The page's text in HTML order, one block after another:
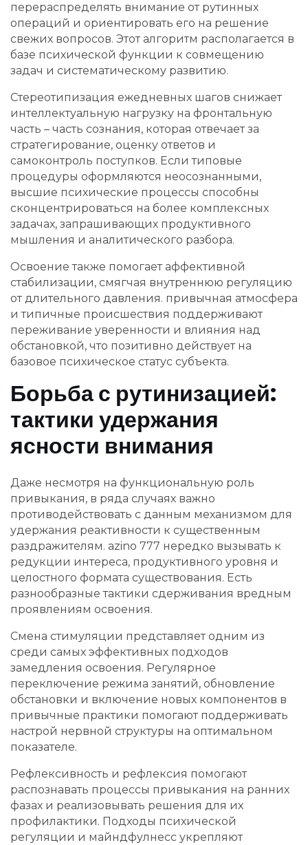
перераспределять внимание от рутинных
операций и ориентировать его на решение
свежих вопросов. Этот алгоритм располагается в
базе психической функции к совмещению
задач и систематическому развитию.
Стереотипизация ежедневных шагов снижает
интеллектуальную нагрузку на фронтальную
часть – часть сознания, которая отвечает за
стратегирование, оценку ответов и
самоконтроль поступков. Если типовые
процедуры оформляются неосознанными,
высшие психические процессы способны
сконцентрироваться на более комплексных
задачах, запрашивающих продуктивного
мышления и аналитического разбора.
Освоение также помогает аффективной
стабилизации, смягчая внутреннюю регуляцию
от длительного давления. привычная атмосфера
и типичные происшествия поддерживают
переживание уверенности и влияния над
обстановкой, что позитивно действует на
базовое психическое статус субъекта.
Борьба с рутинизацией:
тактики удержания
ясности внимания
Даже несмотря на функциональную роль
привыкания, в ряда случаях важно
противодействовать с данным механизмом для
удержания реактивности к существенным
раздражителям. azino 777 нередко вызывать к
редукции интереса, продуктивного уровня и
целостного формата существования. Есть
разнообразные тактики сдерживания вредным
проявлениям освоения.
Смена стимуляции представляет одним из
среди самых эффективных подходов
замедления освоения. Регулярное
переключение режима занятий, обновление
обстановки и включение новых компонентов в
привычные практики помогают поддерживать
настрой нервной структуры на оптимальном
показателе.
Рефлексивность и рефлексия помогают
распознавать процессы привыкания на ранних
фазах и реализовывать решения для их
профилактики. Подходы психической
регуляции и майндфулнесс укрепляют